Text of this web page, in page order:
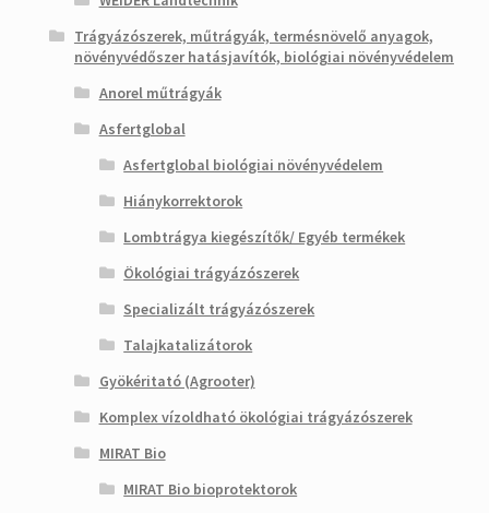
Trágyázószerek, műtrágyák, termésnövelő anyagok,
növényvédőszer hatásjavítók, biológiai növényvédelem
Anorel műtrágyák
Asfertglobal
Asfertglobal biológiai növényvédelem
Hiánykorrektorok
Lombtrágya kiegészítők/ Egyéb termékek
Ökológiai trágyázószerek
Specializált trágyázószerek
Talajkatalizátorok
Gyökéritató (Agrooter)
Komplex vízoldható ökológiai trágyázószerek
MIRAT Bio
MIRAT Bio bioprotektorok